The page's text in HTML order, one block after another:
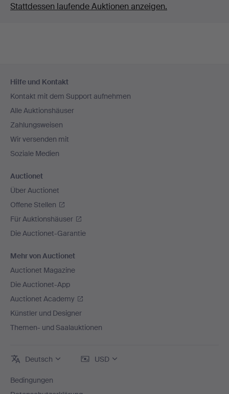
Stattdessen laufende Auktionen anzeigen.
Navigation
Hilfe und Kontakt
Kontakt mit dem Support aufnehmen
Alle Auktionshäuser
Zahlungsweisen
Wir versenden mit
Soziale Medien
Auctionet
Über Auctionet
Offene Stellen
Für Auktionshäuser
Die Auctionet-Garantie
Mehr von Auctionet
Auctionet Magazine
Die Auctionet-App
Auctionet Academy
Künstler und Designer
Themen- und Saalauktionen
Deutsch USD
Bedingungen